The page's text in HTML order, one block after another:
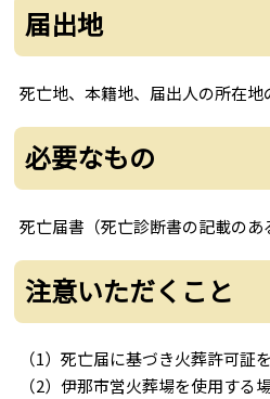
届出地
死亡地、本籍地、届出人の所在
必要なもの
死亡届書（死亡診断書の記載のあ
注意いただくこと
（1）死亡届に基づき火葬許可証
（2）伊那市営火葬場を使用する